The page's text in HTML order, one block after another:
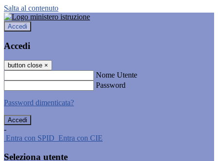
Salta al contenuto
Accedi
Accedi
button close ×
Nome Utente
Password
Password dimenticata?
-
Entra con SPID Entra con CIE
Seleziona utente